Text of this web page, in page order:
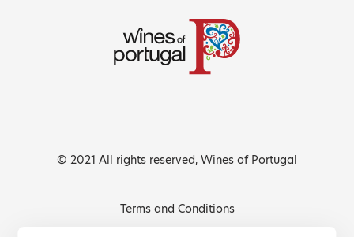
© 2021 All rights reserved, Wines of Portugal
Terms and Conditions